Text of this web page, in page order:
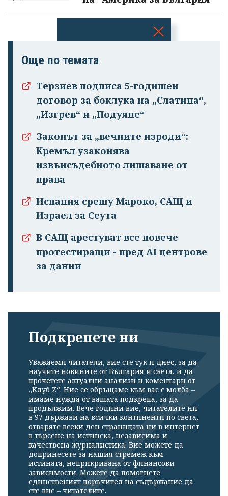
излязохте от
профила си!
Още по темата
Терзиев подписа 5-годишен
договор за боклука на „Слатина“,
„Изгрев“ и „Подуяне“
Законът за „вечните изроди“:
Кремъл узаконява
извънсъдебното лишаване от
права
Испания срещу Мароко, САЩ и
Израел за Сеута
В САЩ арестуват все повече
протестиращи - пред AI центрове
за данни
Подкрепете ни
Уважаеми читатели, вие сте тук и днес, за да
научите новините от България и света, и да
прочетете актуални анализи и коментари от
„Клуб Z“. Ние се обръщаме към вас с молба –
имаме нужда от вашата подкрепа, за да
продължим. Вече години вие, читателите ни
в 97 държави на всички континенти по света,
отваряте всеки ден страницата ни в интернет
в търсене на истинска, независима и
качествена журналистика. Вие можете да
допринесете за нашия стремеж към
истината, неприкривана от финансови
зависимости. Можете да помогнете
единственият поръчител на съдържание да
сте вие – читателите.